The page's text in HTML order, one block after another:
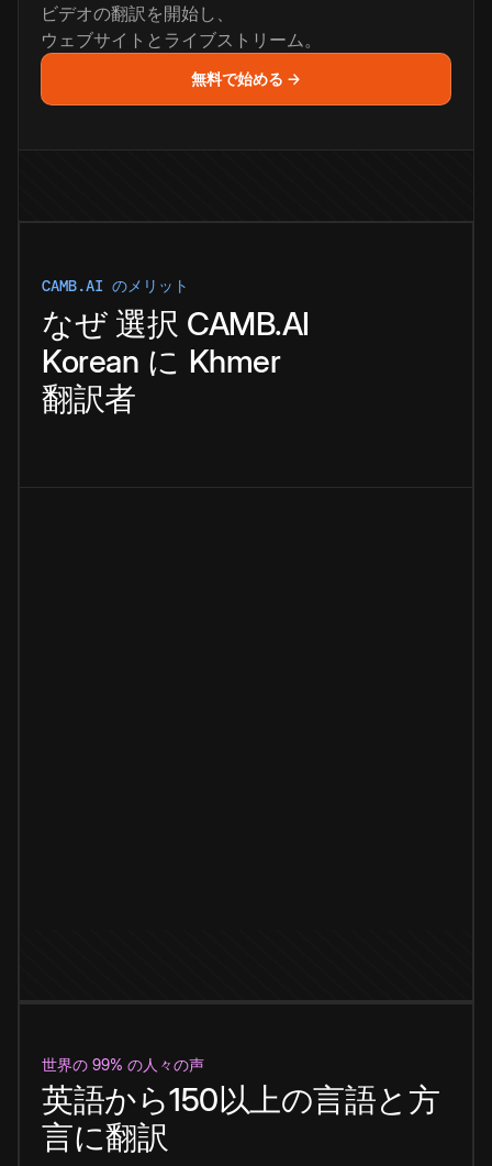
ビデオの翻訳を開始し、
ウェブサイトとライブストリーム。
無料で始める →
CAMB.AI のメリット
なぜ 選択 CAMB.AI
Korean に Khmer
翻訳者
世界の 99% の人々の声
英語から150以上の言語と方
言に翻訳